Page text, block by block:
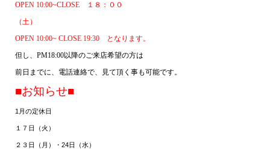
OPEN 10:00~CLOSE１８：００
（土）
OPEN 10:00~ CLOSE 19:30となります。
但し、 PM18:00以降のご来店希望の方は
前日までに、電話連絡で、見て頂く事も可能です。
■お知らせ■
1 月の定休日
１７日（火）
２３日（月）・ 24日（水）